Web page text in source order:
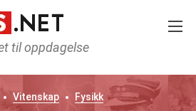
til oppdagelse
Vitenskap Fysikk